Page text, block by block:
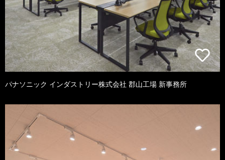
パナソニック インダストリー株式会社 郡山工場 新事務所